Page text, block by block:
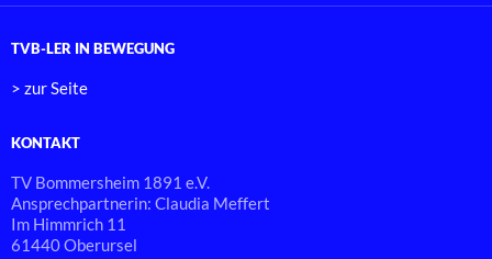
TVB-LER IN BEWEGUNG
> zur Seite
KONTAKT
TV Bommersheim 1891 e.V.
Ansprechpartnerin: Claudia Meffert
Im Himmrich 11
61440 Oberursel